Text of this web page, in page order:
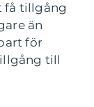
få tillgång
än
för
till